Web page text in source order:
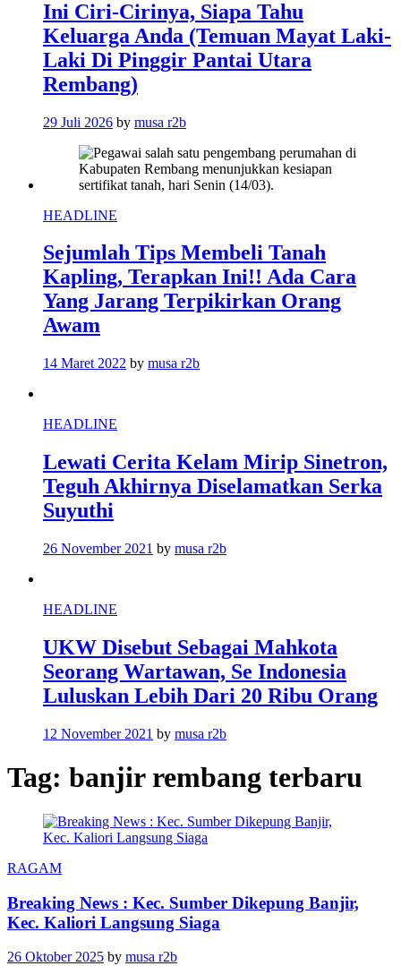
Ini Ciri-Cirinya, Siapa Tahu
Keluarga Anda (Temuan Mayat Laki-
Laki Di Pinggir Pantai Utara
Rembang)
29 Juli 2026 by musa r2b
HEADLINE
Sejumlah Tips Membeli Tanah
Kapling, Terapkan Ini!! Ada Cara
Yang Jarang Terpikirkan Orang
Awam
14 Maret 2022 by musa r2b
HEADLINE
Lewati Cerita Kelam Mirip Sinetron,
Teguh Akhirnya Diselamatkan Serka
Suyuthi
26 November 2021 by musa r2b
HEADLINE
UKW Disebut Sebagai Mahkota
Seorang Wartawan, Se Indonesia
Luluskan Lebih Dari 20 Ribu Orang
12 November 2021 by musa r2b
Tag: banjir rembang terbaru
RAGAM
Breaking News : Kec. Sumber Dikepung Banjir,
Kec. Kaliori Langsung Siaga
26 Oktober 2025 by musa r2b